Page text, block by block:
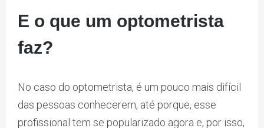
E o que um optometrista
faz?
No caso do optometrista, é um pouco mais difícil
das pessoas conhecerem, até porque, esse
profissional tem se popularizado agora e, por isso,